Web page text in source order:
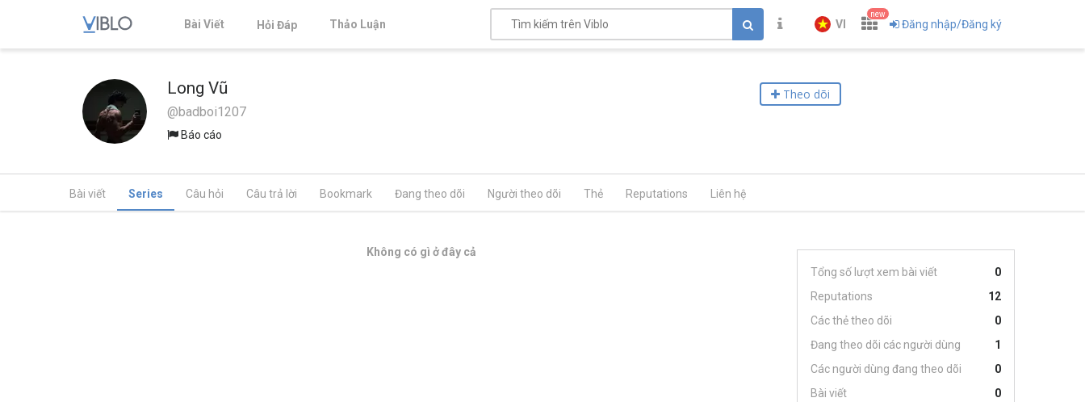
Bài Viết Hỏi Đáp Thảo Luận VI
new
Đăng nhập/Đăng ký
Long Vũ
@badboi1207
Báo cáo
Theo dõi
Bài viết Series Câu hỏi Câu trả lời Bookmark Đang theo dõi Người theo dõi Thẻ Reputations Liên hệ
Không có gì ở đây cả
Tổng số lượt xem bài viết
0
Reputations
12
Các thẻ theo dõi
0
Đang theo dõi các người dùng
1
Các người dùng đang theo dõi
0
Bài viết
0